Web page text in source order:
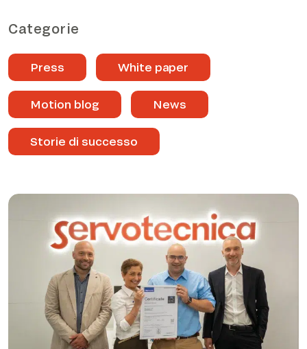
Categorie
Press White paper
Motion blog News
Storie di successo